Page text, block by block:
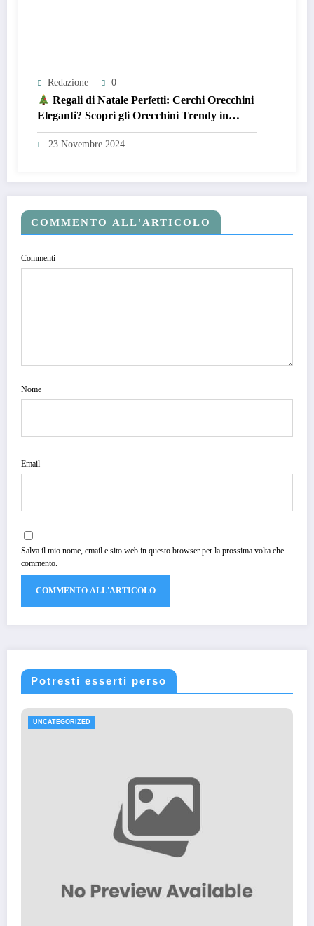
Redazione 0
Regali di Natale Perfetti: Cerchi Orecchini
Eleganti? Scopri gli Orecchini Trendy in
Acciaio Inossidabile Dorato!
23 Novembre 2024
COMMENTO ALL'ARTICOLO
Commenti
Nome
Email
Salva il mio nome, email e sito web in questo browser per la prossima volta che
commento.
Potresti esserti perso